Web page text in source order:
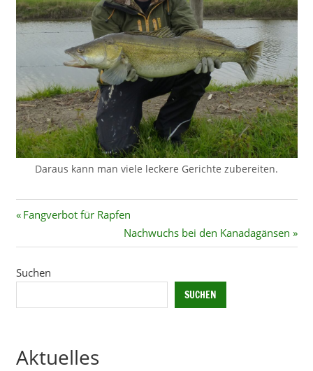
Daraus kann man viele leckere Gerichte zubereiten.
Beitragsnavigation
Vorheriger
Fangverbot für Rapfen
Nächster
Beitrag:
Nachwuchs bei den Kanadagänsen
Suchen
SUCHEN
Aktuelles